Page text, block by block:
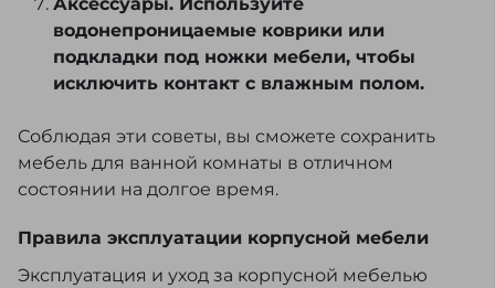
водонепроницаемые коврики или
подкладки под ножки мебели, чтобы
исключить контакт с влажным полом.
Соблюдая эти советы, вы сможете сохранить
мебель для ванной комнаты в отличном
состоянии на долгое время.
Правила эксплуатации корпусной мебели
Эксплуатация и уход за корпусной мебелью